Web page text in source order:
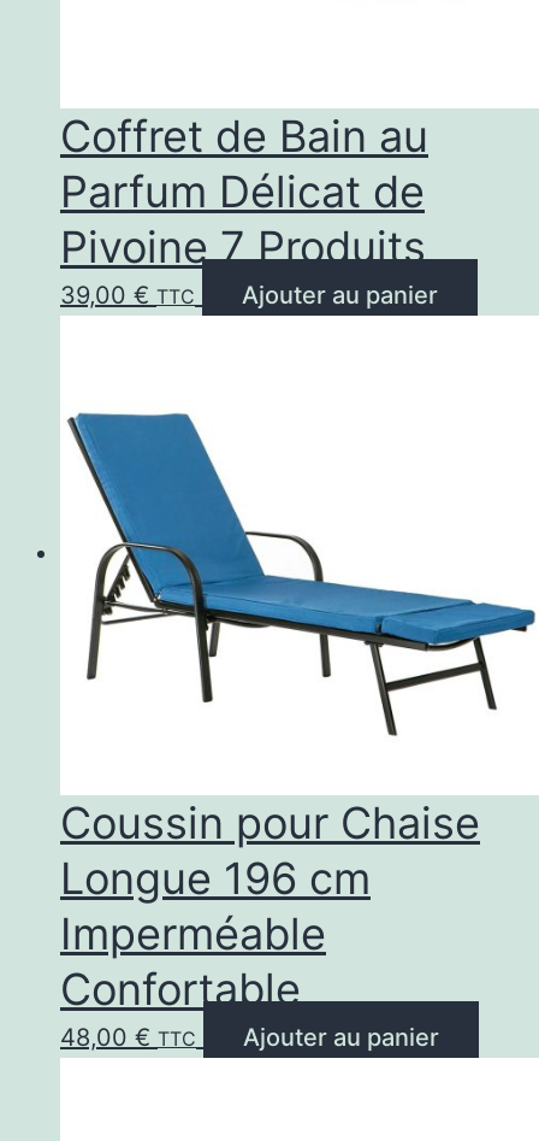
Coffret de Bain au
Parfum Délicat de
Pivoine 7 Produits
39,00 € TTC Ajouter au panier
Coussin pour Chaise
Longue 196 cm
Imperméable
Confortable
48,00 € TTC Ajouter au panier